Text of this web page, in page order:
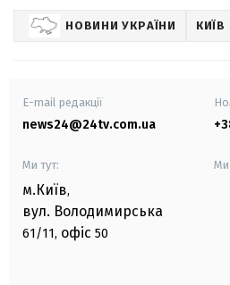
НОВИНИ УКРАЇНИ КИЇВ
E-mail редакції
news24@24tv.com.ua
Ми тут:
м.Київ,
вул. Володимирська
61/11, офіс 50
Ми